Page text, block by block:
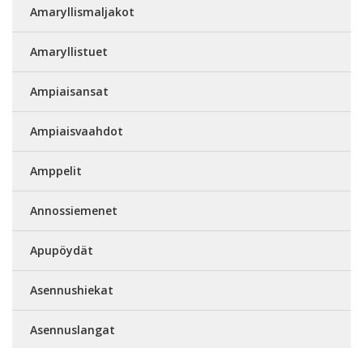
Amaryllismaljakot
Amaryllistuet
Ampiaisansat
Ampiaisvaahdot
Amppelit
Annossiemenet
Apupöydät
Asennushiekat
Asennuslangat